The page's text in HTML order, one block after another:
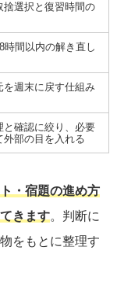
捨選択と復習時間の
時間以内の解き直し
を週末に戻す仕組み
と確認に絞り、必要
外部の目を入れる
・宿題の進め方
きます。判断に
をもとに整理す